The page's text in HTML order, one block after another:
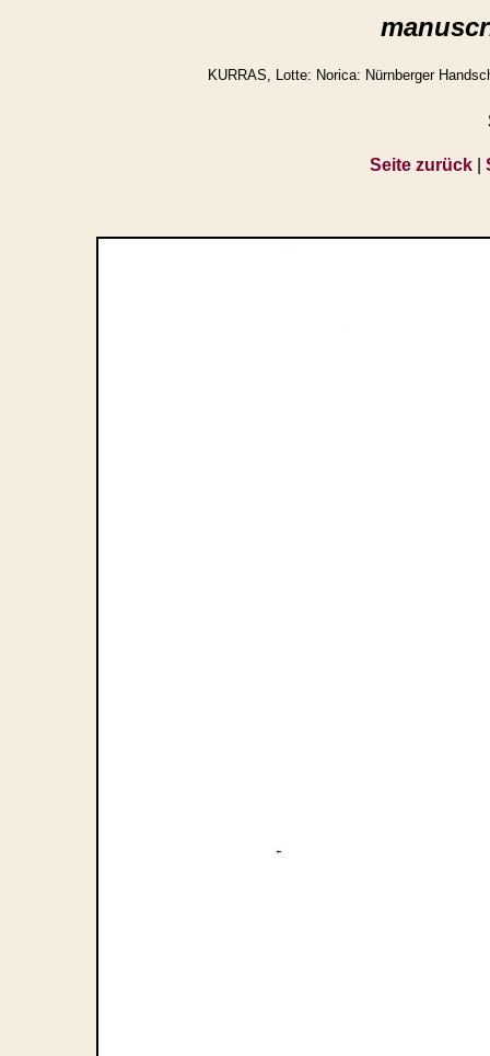
KURRAS, Lotte: Norica: Nürnberger
Seite zurück|